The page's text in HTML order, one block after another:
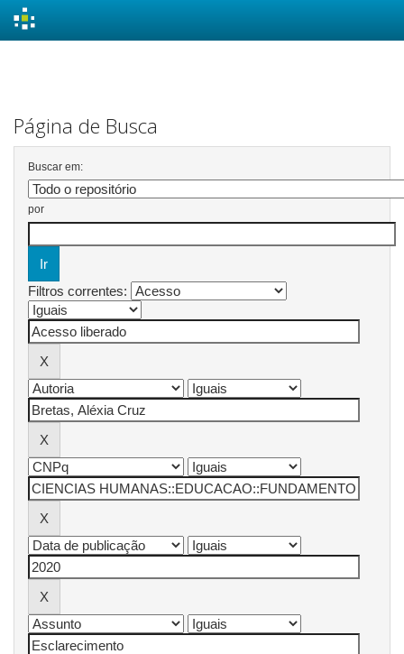
Página de Busca
Buscar em:
por
Filtros correntes: